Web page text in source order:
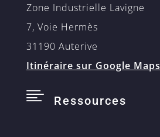
Zone Industrielle Lavigne
7, Voie Hermès
31190 Auterive
Itinéraire sur Google Maps
 Ressources